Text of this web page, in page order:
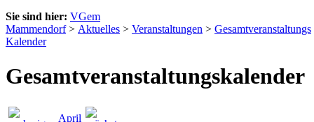
Sie sind hier: VGem
Mammendorf> Aktuelles > Veranstaltungen > Gesamtveranstaltungs
Kalender
Gesamtveranstaltungskalender
April